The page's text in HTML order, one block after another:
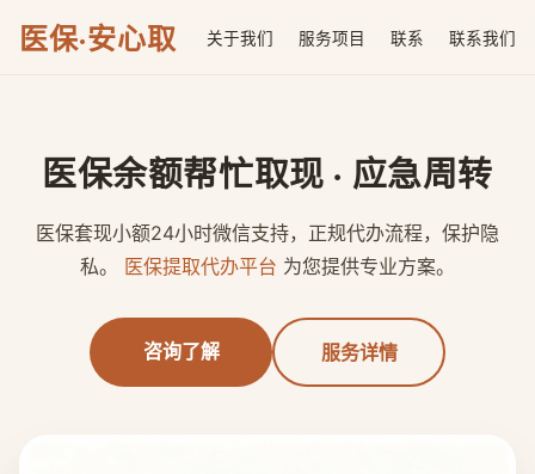
医保·安心取 关于我们 服务项目 联系 联系我们
医保余额帮忙取现 · 应急周转
医保套现小额24小时微信支持，正规代办流程，保护隐
私。 医保提取代办平台 为您提供专业方案。
咨询了解 服务详情